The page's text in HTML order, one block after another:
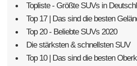
Topliste - Größte SUVs in
Top 17 | Das sind die besten
Top 20 - Beliebte SUVs 2020
Die stärksten & schnellsten SUV
Top 10 | Das sind die besten